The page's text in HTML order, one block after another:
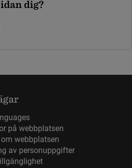
dig?
på webbplatsen
webbplatsen
av personuppgifter